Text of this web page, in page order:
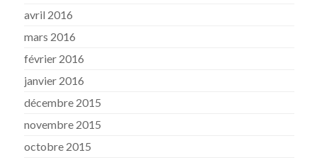
avril 2016
mars 2016
février 2016
janvier 2016
décembre 2015
novembre 2015
octobre 2015